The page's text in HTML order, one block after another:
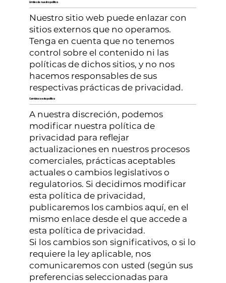
Límites de nuestra política
Nuestro sitio web puede enlazar con
sitios externos que no operamos.
Tenga en cuenta que no tenemos
control sobre el contenido ni las
políticas de dichos sitios, y no nos
hacemos responsables de sus
respectivas prácticas de privacidad.
Cambios a esta política
A nuestra discreción, podemos
modificar nuestra política de
privacidad para reflejar
actualizaciones en nuestros procesos
comerciales, prácticas aceptables
actuales o cambios legislativos o
regulatorios. Si decidimos modificar
esta política de privacidad,
publicaremos los cambios aquí, en el
mismo enlace desde el que accede a
esta política de privacidad.
Si los cambios son significativos, o si lo
requiere la ley aplicable, nos
comunicaremos con usted (según sus
preferencias seleccionadas para